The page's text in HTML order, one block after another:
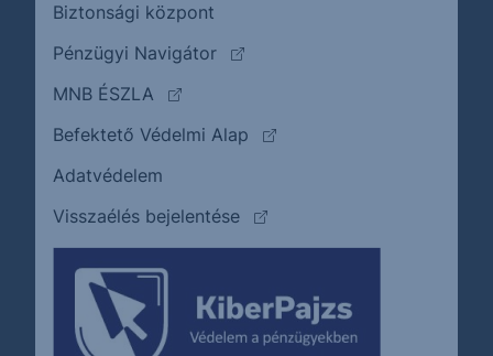
Biztonsági központ
Pénzügyi Navigátor
(külső oldalra ugrik)
MNB ÉSZLA
(külső oldalra ugrik)
Befektető Védelmi Alap
(külső oldalra ugrik)
Adatvédelem
Visszaélés bejelentése
(külső oldalra ugrik)